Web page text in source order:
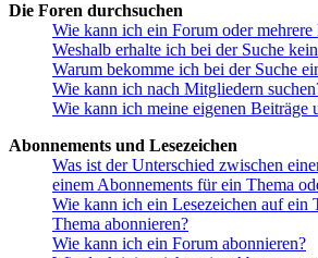
Die Foren durchsuchen
Wie kann ich ein Forum oder mehrere
Weshalb erhalte ich bei der Suche
Warum bekomme ich bei der Suche
Wie kann ich nach Mitgliedern
Wie kann ich meine eigenen Beiträge
Abonnements und Lesezeichen
Was ist der Unterschied zwischen
einem Abonnements für ein Thema
Wie kann ich ein Lesezeichen auf ein
Thema abonnieren?
Wie kann ich ein Forum abonnieren?